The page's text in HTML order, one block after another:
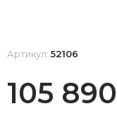
Артикул: 52106
105 890